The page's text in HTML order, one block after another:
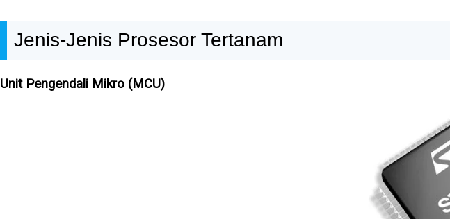
Jenis-Jenis Prosesor Tertanam
Unit Pengendali Mikro (MCU)